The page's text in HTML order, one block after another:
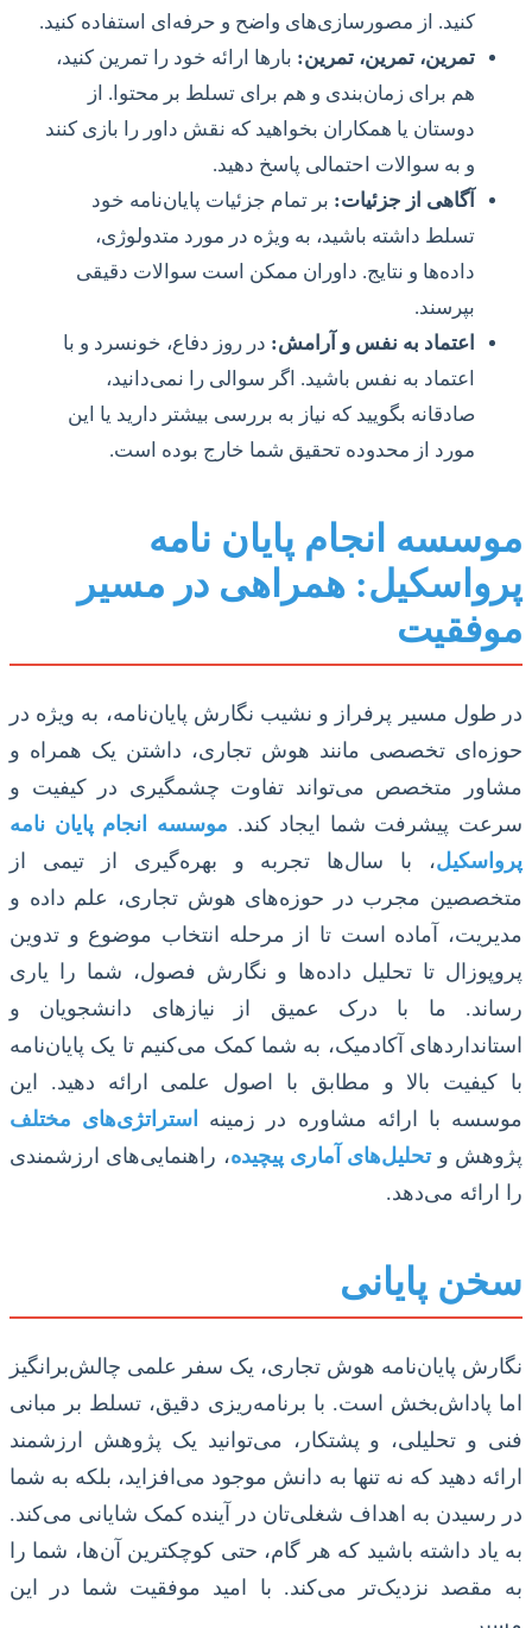
کنید. از مصورسازی‌های واضح و حرفه‌ای استفاده کنید.
تمرین، تمرین، تمرین: بارها ارائه خود را تمرین کنید،
هم برای زمان‌بندی و هم برای تسلط بر محتوا. از
دوستان یا همکاران بخواهید که نقش داور را بازی کنند
و به سوالات احتمالی پاسخ دهید.
آگاهی از جزئیات: بر تمام جزئیات پایان‌نامه خود
تسلط داشته باشید، به ویژه در مورد متدولوژی،
داده‌ها و نتایج. داوران ممکن است سوالات دقیقی
بپرسند.
اعتماد به نفس و آرامش: در روز دفاع، خونسرد و با
اعتماد به نفس باشید. اگر سوالی را نمی‌دانید،
صادقانه بگویید که نیاز به بررسی بیشتر دارید یا این
مورد از محدوده تحقیق شما خارج بوده است.
موسسه انجام پایان نامه
پرواسکیل: همراهی در مسیر
موفقیت
در طول مسیر پرفراز و نشیب نگارش پایان‌نامه، به ویژه در
حوزه‌ای تخصصی مانند هوش تجاری، داشتن یک همراه و
مشاور متخصص می‌تواند تفاوت چشمگیری در کیفیت و
سرعت پیشرفت شما ایجاد کند. موسسه انجام پایان نامه
پرواسکیل، با سال‌ها تجربه و بهره‌گیری از تیمی از
متخصصین مجرب در حوزه‌های هوش تجاری، علم داده و
مدیریت، آماده است تا از مرحله انتخاب موضوع و تدوین
پروپوزال تا تحلیل داده‌ها و نگارش فصول، شما را یاری
رساند. ما با درک عمیق از نیازهای دانشجویان و
استانداردهای آکادمیک، به شما کمک می‌کنیم تا یک پایان‌نامه
با کیفیت بالا و مطابق با اصول علمی ارائه دهید. این
موسسه با ارائه مشاوره در زمینه
استراتژی‌های مختلف
پژوهش و تحلیل‌های آماری پیچیده، راهنمایی‌های ارزشمندی
را ارائه می‌دهد.
سخن پایانی
نگارش پایان‌نامه هوش تجاری، یک سفر علمی چالش‌برانگیز
اما پاداش‌بخش است. با برنامه‌ریزی دقیق، تسلط بر مبانی
فنی و تحلیلی، و پشتکار، می‌توانید یک پژوهش ارزشمند
ارائه دهید که نه تنها به دانش موجود می‌افزاید، بلکه به شما
در رسیدن به اهداف شغلی‌تان در آینده کمک شایانی می‌کند.
به یاد داشته باشید که هر گام، حتی کوچکترین آن‌ها، شما را
به مقصد نزدیک‌تر می‌کند. با امید موفقیت شما در این